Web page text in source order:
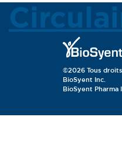
©2026 Tous
BioSyent Inc.
BioSyent Pharma